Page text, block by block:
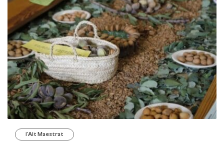
l’Alt Maestrat